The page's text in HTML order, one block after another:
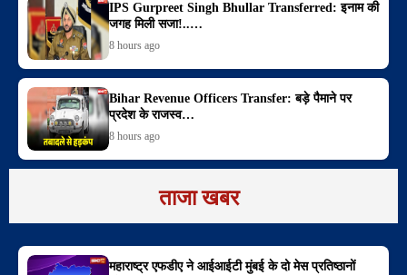
IPS Gurpreet Singh Bhullar Transferred: इनाम की
जगह मिली सजा!..…
8 hours ago
Bihar Revenue Officers Transfer: बड़े पैमाने पर
प्रदेश के राजस्व…
8 hours ago
ताजा खबर
महाराष्ट्र एफडीए ने आईआईटी मुंबई के दो मेस प्रतिष्ठानों